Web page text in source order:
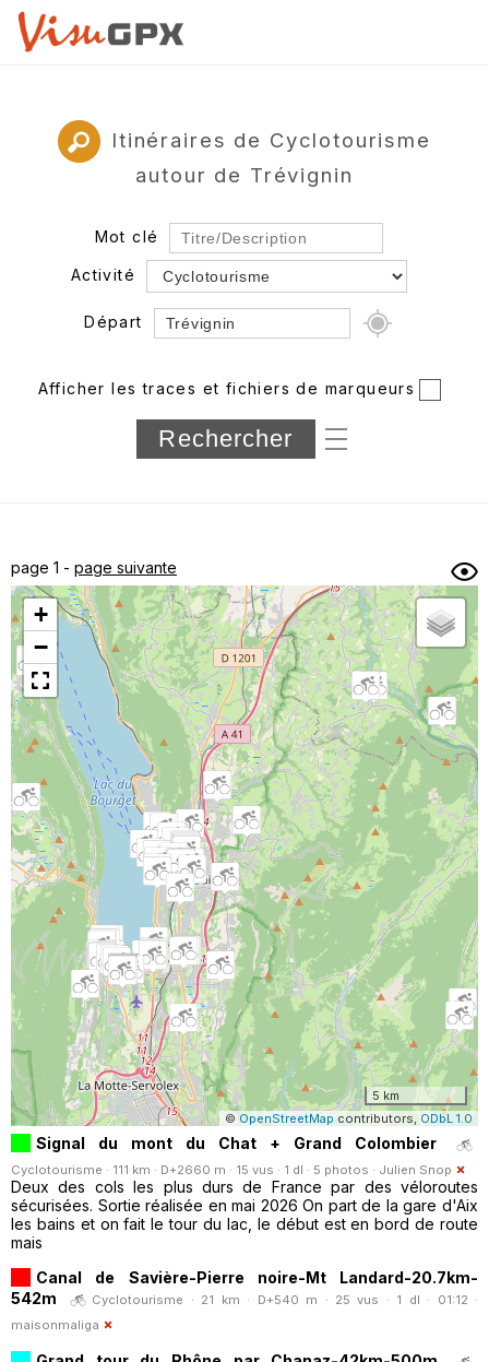
Itinéraires de Cyclotourisme
autour de Trévignin
Mot clé
Activité
Départ
Département
Longueur min/max
sous-dossiers
Trier par
Horodatage Photos
Afficher les traces et fichiers de marqueurs
page 1 - page suivante
+
−
5 km
© OpenStreetMap contributors, ODbL 1.0
Signal du mont du Chat + Grand Colombier
Cyclotourisme · 111 km · D+2660 m · 15 vus · 1 dl · 5 photos · Julien Snop
Deux des cols les plus durs de France par des véloroutes
sécurisées. Sortie réalisée en mai 2026 On part de la gare d'Aix
les bains et on fait le tour du lac, le début est en bord de route
mais
Canal de Savière-Pierre noire-Mt Landard-20.7km-
542m
Cyclotourisme · 21 km · D+540 m · 25 vus · 1 dl · 01:12 ·
maisonmaliga